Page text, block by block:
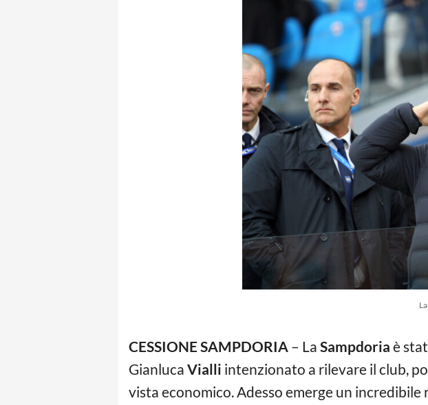
CESSIONE SAMPDORIA – La Sampdoria è
Gianluca Vialli intenzionato a rilevare il club,
vista economico. Adesso emerge un